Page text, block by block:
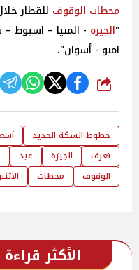
محطات الوقوف للقطار
"الجيزة - المنيا – اسيوط
امبو - أسوان".
شارك
خطوط السكة الحديد
تعرف
الجيزة عيد
الوقوف
محطات
الأكثر قراءة